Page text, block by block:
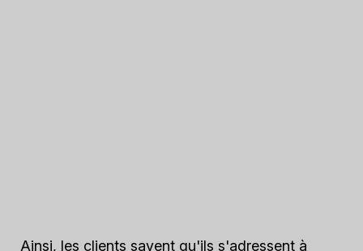
Ainsi, les clients savent qu'ils s'adressent à